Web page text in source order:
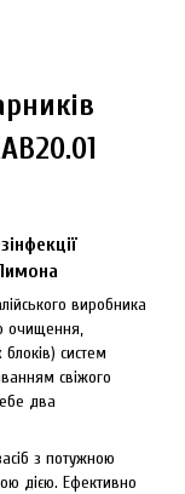
виробника
очищення,
блоків) систем
свіжого
два
з потужною
дією. Ефективно